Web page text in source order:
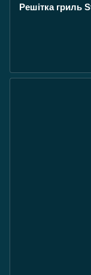
Решітка гриль